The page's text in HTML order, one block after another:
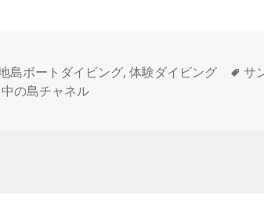
島ボートダイビング,体験ダイビング
タ
サ
中の島チャネル